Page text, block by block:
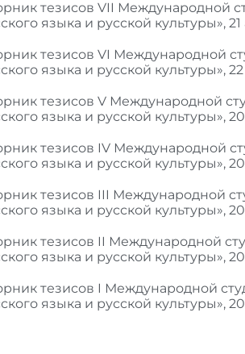
тезисов VII Международной
языка и русской культуры»,
тезисов VI Международной
языка и русской культуры»,
тезисов V Международной
языка и русской культуры»,
тезисов IV Международной
языка и русской культуры»,
тезисов III Международной
языка и русской культуры»,
тезисов II Международной
языка и русской культуры»,
тезисов I Международной
языка и русской культуры»,